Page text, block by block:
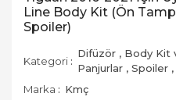
Line Body Kit (Ön
Spoiler)
Kategori
Difüzör , Body Kit
Panjurlar , Spoiler ,
Marka
Kmç